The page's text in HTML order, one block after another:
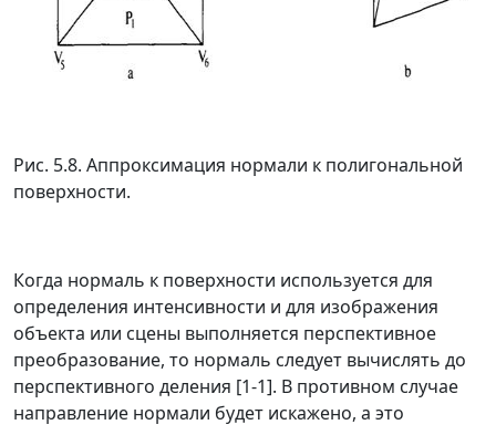
Рис. 5.8. Аппроксимация нормали к полигональной
поверхности.
Когда нормаль к поверхности используется для
определения интенсивности и для изображения
объекта или сцены выполняется перспективное
преобразование, то нормаль следует вычислять до
перспективного деления [1-1]. В противном случае
направление нормали будет искажено, а это